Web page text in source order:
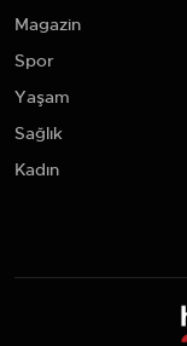
Magazin
Spor
Yaşam
Sağlık
Kadın